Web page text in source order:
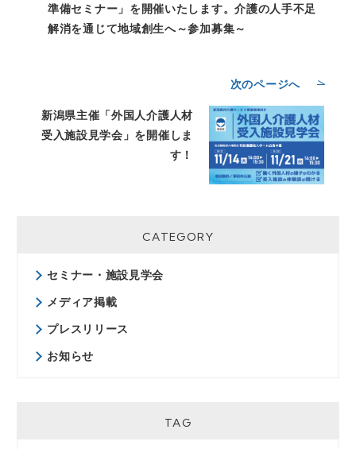
準備セミナー」を開催いたします。介護の人手不足
解消を通じて地域創生へ～参加募集～
次のページへ
新潟県主催「外国人介護人材
受入施設見学会」を開催しま
す！
CATEGORY
セミナー・施設見学会
メディア掲載
プレスリリース
お知らせ
TAG